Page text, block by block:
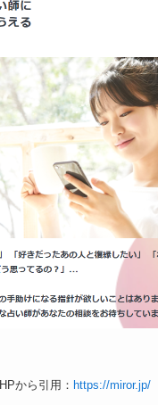
HPから引用： https://miror.jp/